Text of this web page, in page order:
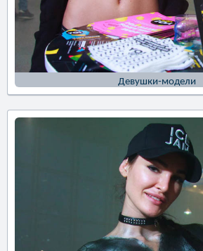
Девушки-модели